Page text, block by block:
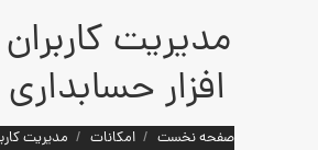
مدیریت
افزار
مکان شما:
صفحه نخست امکانات مدیریت